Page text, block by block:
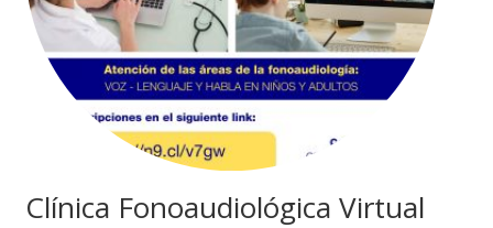
Clínica Fonoaudiológica Virtual